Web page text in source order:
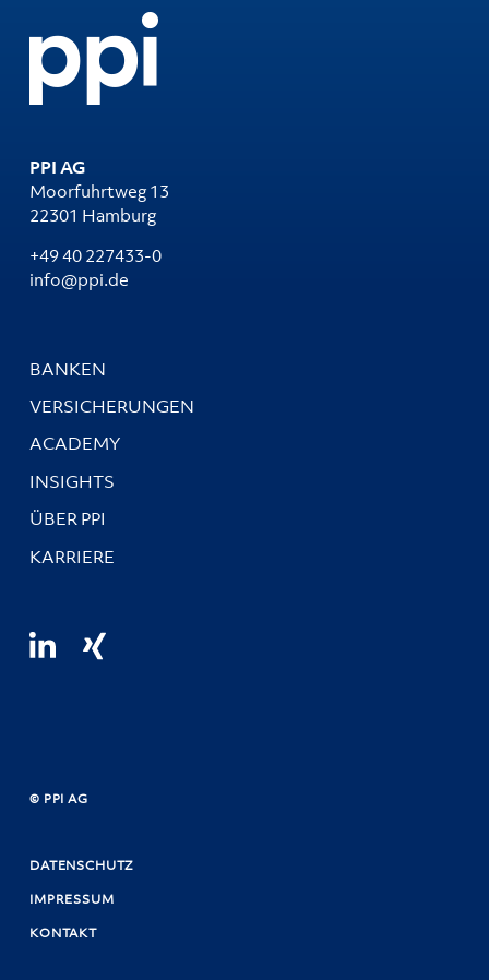
PPI AG
Moorfuhrtweg 13
22301 Hamburg
+49 40 227433-0
info@ppi.de
BANKEN
VERSICHERUNGEN
ACADEMY
INSIGHTS
ÜBER PPI
KARRIERE
© PPI AG
DATENSCHUTZ
IMPRESSUM
KONTAKT